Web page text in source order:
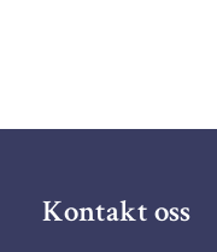
Kontakt oss